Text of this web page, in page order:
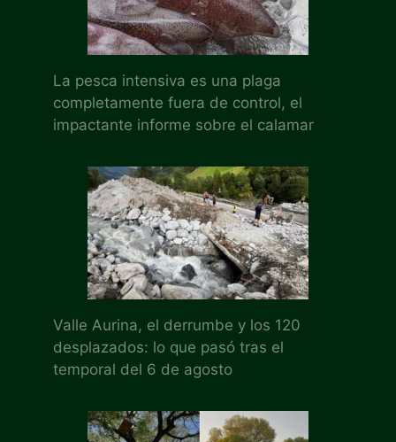
La pesca intensiva es una plaga
completamente fuera de control, el
impactante informe sobre el calamar
Valle Aurina, el derrumbe y los 120
desplazados: lo que pasó tras el
temporal del 6 de agosto